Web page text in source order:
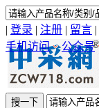
| 登录 | 注册 | 留言 |
手机访问
公众号
搜一下